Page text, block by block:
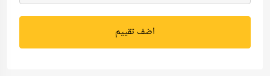
اضف تقييم